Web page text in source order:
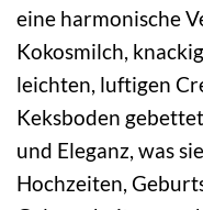
eine harmonische
Kokosmilch,
leichten, luftigen
Keksboden
und Eleganz, was
Hochzeiten,